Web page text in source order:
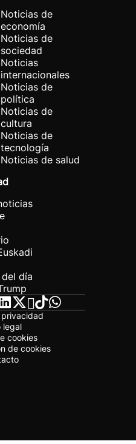
Noticias de
economía
Noticias de
sociedad
Noticias
internacionales
Noticias de
política
Noticias de
cultura
Noticias de
tecnología
Noticias de salud
día
legal
cookies
de cookies